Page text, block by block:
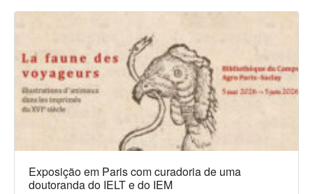
Exposição em Paris com curadoria de uma
doutoranda do IELT e do IEM